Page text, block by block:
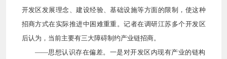
开发区发展理念、建设经验、基础设施等方面的限制，使这种
招商方式在实际推进中困难重重。记者在调研江苏多个开发区
后认为，当前主要有三大障碍制约产业链招商。
——思想认识存在偏差。一是对开发区内现有产业的链构